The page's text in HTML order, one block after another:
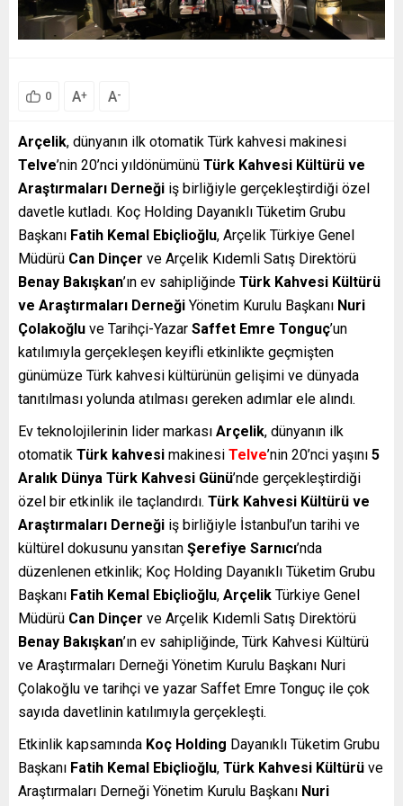
0 A+ A-
Arçelik, dünyanın ilk otomatik Türk kahvesi makinesi
Telve’nin 20’nci yıldönümünü Türk Kahvesi Kültürü ve
Araştırmaları Derneği iş birliğiyle gerçekleştirdiği özel
davetle kutladı. Koç Holding Dayanıklı Tüketim Grubu
Başkanı Fatih Kemal Ebiçlioğlu, Arçelik Türkiye Genel
Müdürü Can Dinçer ve Arçelik Kıdemli Satış Direktörü
Benay Bakışkan’ın ev sahipliğinde Türk Kahvesi Kültürü
ve Araştırmaları Derneği Yönetim Kurulu Başkanı Nuri
Çolakoğlu ve Tarihçi-Yazar Saffet Emre Tonguç’un
katılımıyla gerçekleşen keyifli etkinlikte geçmişten
günümüze Türk kahvesi kültürünün gelişimi ve dünyada
tanıtılması yolunda atılması gereken adımlar ele alındı.
Ev teknolojilerinin lider markası Arçelik, dünyanın ilk
otomatik Türk kahvesi makinesi Telve’nin 20’nci yaşını 5
Aralık Dünya Türk Kahvesi Günü’nde gerçekleştirdiği
özel bir etkinlik ile taçlandırdı. Türk Kahvesi Kültürü ve
Araştırmaları Derneği iş birliğiyle İstanbul’un tarihi ve
kültürel dokusunu yansıtan Şerefiye Sarnıcı’nda
düzenlenen etkinlik; Koç Holding Dayanıklı Tüketim Grubu
Başkanı Fatih Kemal Ebiçlioğlu, Arçelik Türkiye Genel
Müdürü Can Dinçer ve Arçelik Kıdemli Satış Direktörü
Benay Bakışkan’ın ev sahipliğinde, Türk Kahvesi Kültürü
ve Araştırmaları Derneği Yönetim Kurulu Başkanı Nuri
Çolakoğlu ve tarihçi ve yazar Saffet Emre Tonguç ile çok
sayıda davetlinin katılımıyla gerçekleşti.
Etkinlik kapsamında Koç Holding Dayanıklı Tüketim Grubu
Başkanı Fatih Kemal Ebiçlioğlu, Türk Kahvesi Kültürü ve
Araştırmaları Derneği Yönetim Kurulu Başkanı Nuri